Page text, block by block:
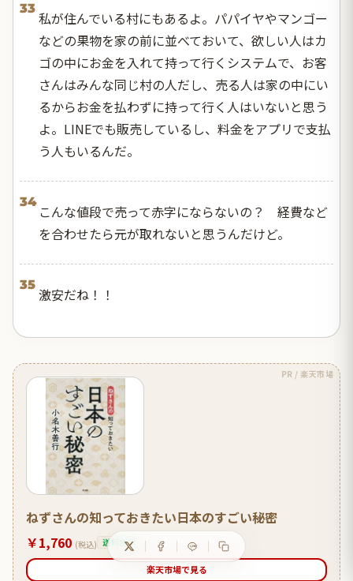
33
私が住んでいる村にもあるよ。パパイヤやマンゴー
などの果物を家の前に並べておいて、欲しい人はカ
ゴの中にお金を入れて持って行くシステムで、お客
さんはみんな同じ村の人だし、売る人は家の中にい
るからお金を払わずに持って行く人はいないと思う
よ。LINEでも販売しているし、料金をアプリで支払
う人もいるんだ。
34
こんな値段で売って赤字にならないの？ 経費など
を合わせたら元が取れないと思うんだけど。
35
激安だね！！
PR / 楽天市場
ねずさんの知っておきたい日本のすごい秘密
￥1,760 (税込) 送料無料
楽天市場で見る